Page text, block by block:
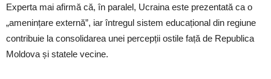
Experta mai afirmă că, în paralel, Ucraina este prezentată ca o
„amenințare externă”, iar întregul sistem educațional din regiune
contribuie la consolidarea unei percepții ostile față de Republica
Moldova și statele vecine.